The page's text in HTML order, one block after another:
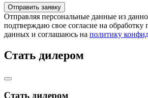
Отправляя персональные данные из
подтверждаю свое согласие на обработку
данных и соглашаюсь на политику
Стать дилером
Стать дилером